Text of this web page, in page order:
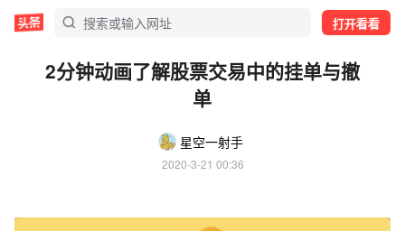
打开看看
2分钟动画了解股票交易中的挂单与撤
单
星空一射手
2020-3-21 00:36